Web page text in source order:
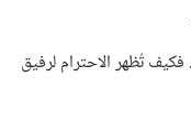
فكيف تُظهر الاحترام لرفيق